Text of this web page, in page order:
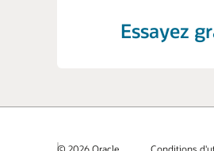
Essayez
© 2026 Oracle